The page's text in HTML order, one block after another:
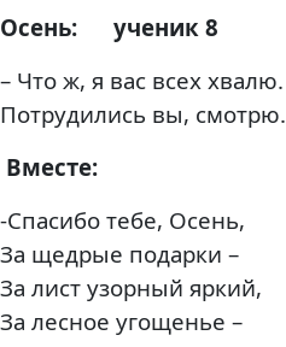
Осень: ученик 8
– Что ж, я вас всех хвалю.
Потрудились вы, смотрю.
Вместе:
-Спасибо тебе, Осень,
За щедрые подарки –
За лист узорный яркий,
За лесное угощенье –